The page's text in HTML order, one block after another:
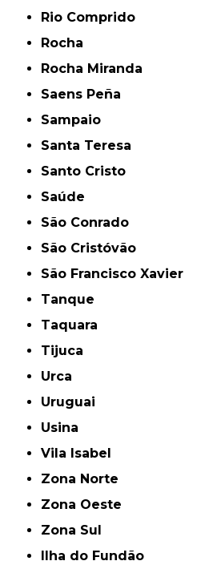
Rio Comprido
Rocha
Rocha Miranda
Saens Peña
Sampaio
Santa Teresa
Santo Cristo
Saúde
São Conrado
São Cristóvão
São Francisco Xavier
Tanque
Taquara
Tijuca
Urca
Uruguai
Usina
Vila Isabel
Zona Norte
Zona Oeste
Zona Sul
ilha do Fundão